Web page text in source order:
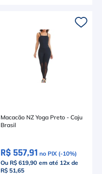
Macacão NZ Yoga Preto - Caju
Brasil
R$ 557,91 no PIX (-10%)
Ou R$ 619,90 em até 12x de
R$ 51,65